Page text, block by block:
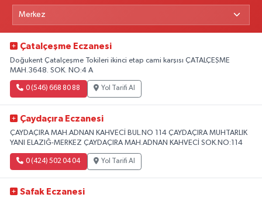
Çatalçeşme Eczanesi
Doğukent Çatalçeşme Tokileri ikinci etap cami karşısı ÇATALÇEŞME
MAH.3648. SOK. NO:4 A
0 (546) 668 80 88 Yol Tarifi Al
Çaydaçıra Eczanesi
ÇAYDAÇIRA MAH.ADNAN KAHVECİ BUL.NO 114 ÇAYDAÇIRA MUHTARLIK
YANI ELAZIĞ-MERKEZ ÇAYDAÇIRA MAH.ADNAN KAHVECİ SOK.NO:114
0 (424) 502 04 04 Yol Tarifi Al
Safak Eczanesi